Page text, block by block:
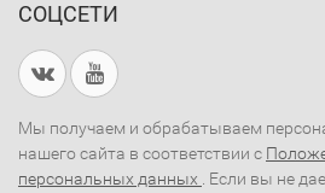
СОЦСЕТИ
Мы получаем и обрабатываем
нашего сайта в соответствии с
персональных данных . Если вы не